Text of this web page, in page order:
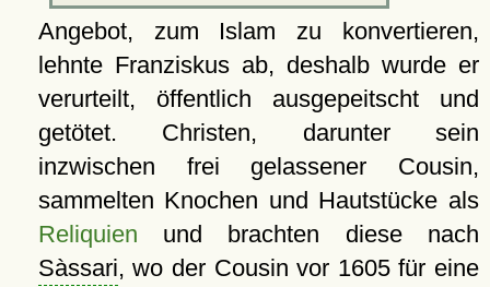
Angebot, zum Islam zu konvertieren,
lehnte Franziskus ab, deshalb wurde er
verurteilt, öffentlich ausgepeitscht und
getötet. Christen, darunter sein
inzwischen frei gelassener Cousin,
sammelten Knochen und Hautstücke als
Reliquien und brachten diese nach
Sàssari, wo der Cousin vor 1605 für eine